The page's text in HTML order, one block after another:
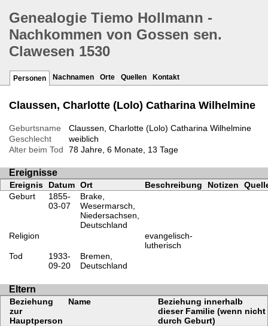
Genealogie Tiemo Hollmann -
Nachkommen von Gossen sen.
Clawesen 1530
Personen Nachnamen Orte Quellen Kontakt
Claussen, Charlotte (Lolo) Catharina Wilhelmine
Geburtsname
Claussen, Charlotte (Lolo) Catharina Wilhelmine
Geschlecht
weiblich
Alter beim Tod
78 Jahre, 6 Monate, 13 Tage
Ereignisse
Ereignis Datum Ort Beschreibung Notizen
Geburt
1855-
03-07
Brake,
Wesermarsch,
Niedersachsen,
Deutschland
Religion
evangelisch-
lutherisch
Tod
1933-
09-20
Bremen,
Deutschland
Eltern
Beziehung
zur
Hauptperson
Name
Beziehung innerhalb
dieser Familie (wenn nicht
durch Geburt)